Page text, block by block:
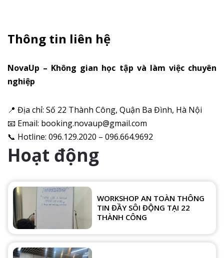
Thông tin liên hệ
NovaUp – Không gian học tập và làm việc chuyên
nghiệp
📍 Địa chỉ: Số 22 Thành Công, Quận Ba Đình, Hà Nội
📧 Email: booking.novaup@gmail.com
📞 Hotline: 096.129.2020 – 096.664.9692
Hoạt động
WORKSHOP AN TOÀN THÔNG
TIN ĐẦY SÔI ĐỘNG TẠI 22
THÀNH CÔNG